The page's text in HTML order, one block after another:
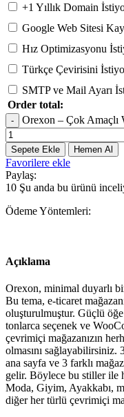
+1 Yıllık Domain
Google Web Sitesi
Hız Optimizasyonu
Türkçe Çevirisini
SMTP ve Mail Ayarı
Order total:
Orexon – Çok Amaçlı
Sepete Ekle Hemen Al
Favorilere ekle
Paylaş:
10 Şu anda bu ürünü
Ödeme Yöntemleri:
Açıklama
Orexon, minimal duyarlı
Bu tema, e-ticaret
oluşturulmuştur. Güçlü
tonlarca seçenek ve
çevrimiçi mağazanızın
olmasını sağlayabilirsiniz.
ana sayfa ve 3 farklı
gelir. Böylece bu stiller ile
Moda, Giyim, Ayakkabı,
diğer her türlü çevrimiçi